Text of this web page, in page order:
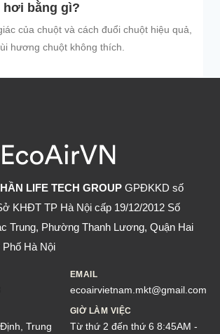
hơi bằng gì?
của chuột và cách đuổi chuột hiệu quả,
hương chuột không thích.
LIFE TECH GROUP GPĐKKD số
KHĐT TP Hà Nội cấp 19/12/2012 Số
Trung, Phường Thanh Lương, Quận Hai
Phố Hà Nội
EMAIL
ecoairvietnam.mkt@gmail.com
Trung
GIỜ LÀM VIỆC
Từ thứ 2 đến thứ 6 8:45AM -